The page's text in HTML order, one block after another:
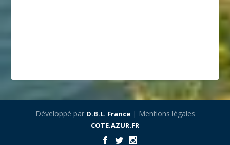
Développé par D.B.L. France| Mentions légales
COTE.AZUR.FR